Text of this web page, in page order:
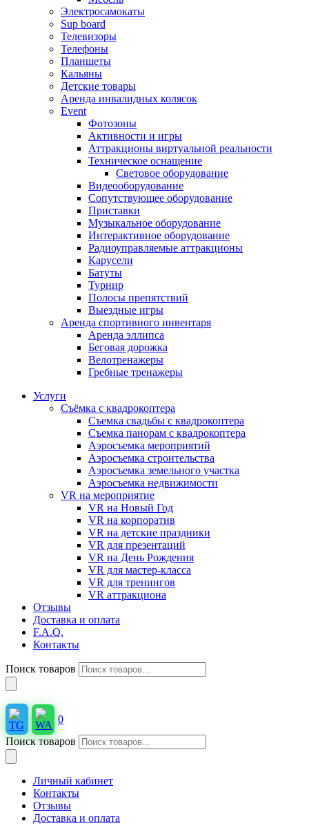
Электросамокаты
Sup board
Телевизоры
Телефоны
Планшеты
Кальяны
Детские товары
Аренда инвалидных колясок
Event
Фотозоны
Активности и игры
Аттракционы виртуальной реальности
Техническое оснащение
Световое оборудование
Видеооборудование
Сопутствующее оборудование
Приставки
Музыкальное оборудование
Интерактивное оборудование
Радиоуправляемые аттракционы
Карусели
Батуты
Турнир
Полосы препятствий
Выездные игры
Аренда спортивного инвентаря
Аренда эллипса
Бeговая дoрожка
Велотренажеры
Гребные тренажеры
Услуги
Съёмка с квадрокоптера
Съемка свадьбы с квадрокоптера
Съемка панорам с квадрокоптера
Аэросъемка мероприятий
Аэросъемка строительства
Аэросъемка земельного участка
Аэросъемка недвижимости
VR на мероприятие
VR на Новый Год
VR на корпоратив
VR на детские праздники
VR для презентаций
VR на День Рождения
VR для мастер-класса
VR для тренингов
VR аттракциона
Отзывы
Доставка и оплата
F.A.Q.
Контакты
Поиск товаров
0
Поиск товаров
Личный кабинет
Контакты
Отзывы
Доставка и оплата